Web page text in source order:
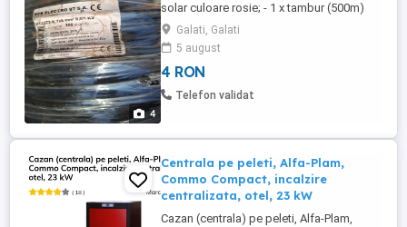
4
solar culoare rosie; - 1 x tambur (500m)
cablu solar culoare neagra. Descriere:
Cablu solar negru 6 mm, rola 500 m,
proiectat pentru o conectare usoara a
elementelor dintr-un sistem solar, precum
panourile solare. Potrivit pentru instalatiile
Galati, Galati
5 august
4 RON
Telefon validat
Centrala pe peleti, Alfa-Plam,
Commo Compact, incalzire
centralizata, otel, 23 kW
Cazan (centrala) pe peleti, Alfa-Plam,